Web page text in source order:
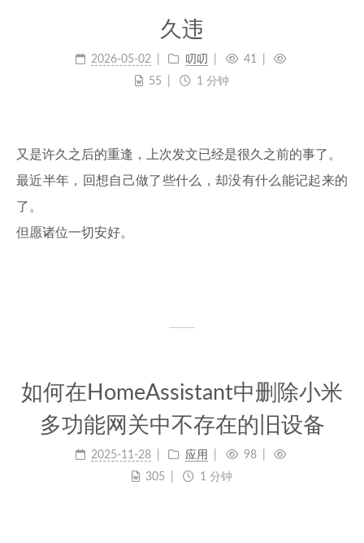
久违
2026-05-02 叨叨
41
55
1 分钟
又是许久之后的重逢，上次发文已经是很久之前的事了。
最近半年，回想自己做了些什么，却没有什么能记起来的
了。
但愿诸位一切安好。
如何在HomeAssistant中删除小米
多功能网关中不存在的旧设备
2025-11-28 应用
98
305
1 分钟